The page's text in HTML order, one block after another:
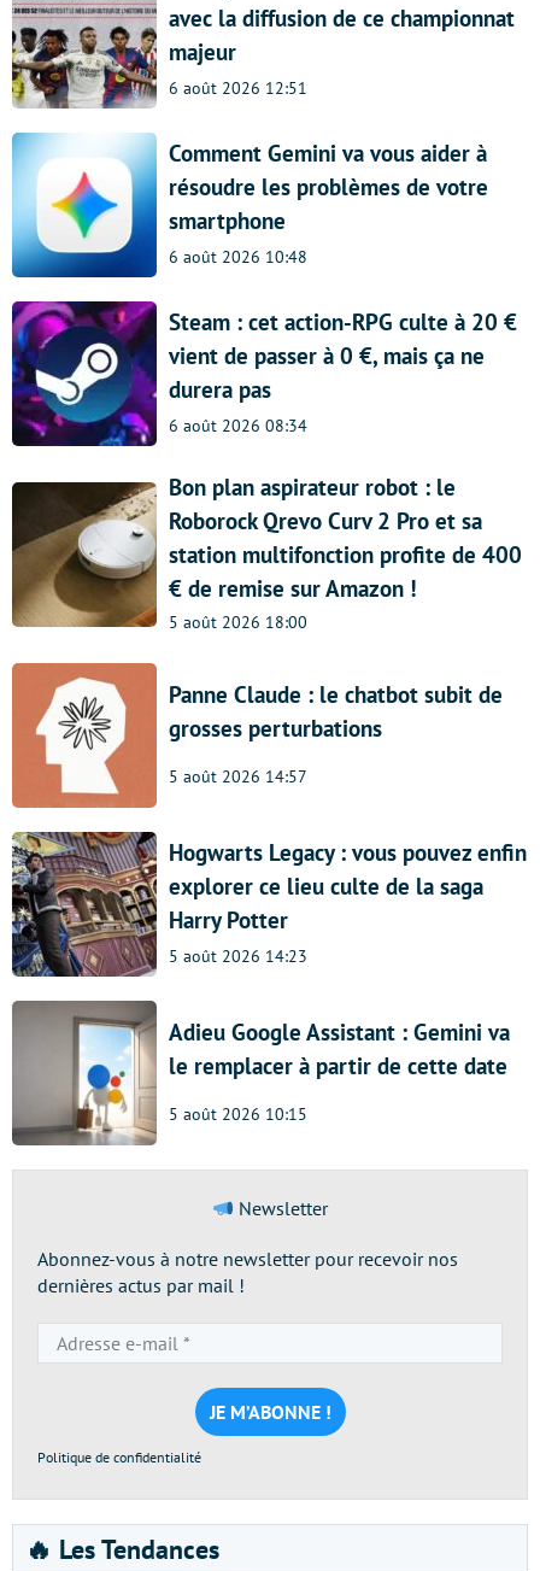
avec la diffusion de ce championnat
majeur
6 août 2026 12:51
Comment Gemini va vous aider à
résoudre les problèmes de votre
smartphone
6 août 2026 10:48
Steam : cet action-RPG culte à 20 €
vient de passer à 0 €, mais ça ne
durera pas
6 août 2026 08:34
Bon plan aspirateur robot : le
Roborock Qrevo Curv 2 Pro et sa
station multifonction profite de 400
€ de remise sur Amazon !
5 août 2026 18:00
Panne Claude : le chatbot subit de
grosses perturbations
5 août 2026 14:57
Hogwarts Legacy : vous pouvez enfin
explorer ce lieu culte de la saga
Harry Potter
5 août 2026 14:23
Adieu Google Assistant : Gemini va
le remplacer à partir de cette date
5 août 2026 10:15
Newsletter
Abonnez-vous à notre newsletter pour recevoir nos
dernières actus par mail !
e-
mail
*
Politique de confidentialité
🔥 Les Tendances